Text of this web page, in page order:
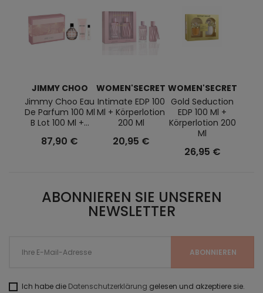
JIMMY CHOO
Jimmy Choo Eau
De Parfum 100 Ml
B Lot 100 Ml +...
87,90 €
WOMEN'SECRET
Intimate EDP 100
Ml + Körperlotion
200 Ml
20,95 €
WOMEN'SECRET
Gold Seduction
EDP 100 Ml +
Körperlotion 200
Ml
26,95 €
ABONNIEREN SIE UNSEREN
NEWSLETTER
Ich habe die Datenschutzerklärung gelesen und akzeptiere sie.